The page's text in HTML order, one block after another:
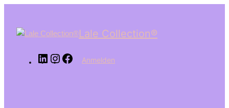
Lale Collection®
LinkedIn
Instagram
Facebook
Anmelden